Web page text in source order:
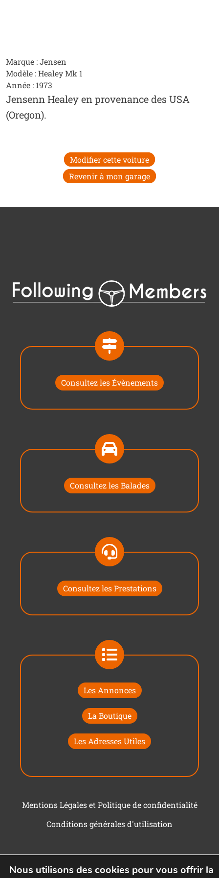
Marque : Jensen
Modèle : Healey Mk 1
Année : 1973
Jensenn Healey en provenance des USA
(Oregon).
Modifier cette voiture
Revenir à mon garage
Consultez les Évènements
Consultez les Balades
Consultez les Prestations
Les Annonces
La Boutique
Les Adresses Utiles
Mentions Légales et Politique de confidentialité
Conditions générales d'utilisation
Nous utilisons des cookies pour vous offrir la